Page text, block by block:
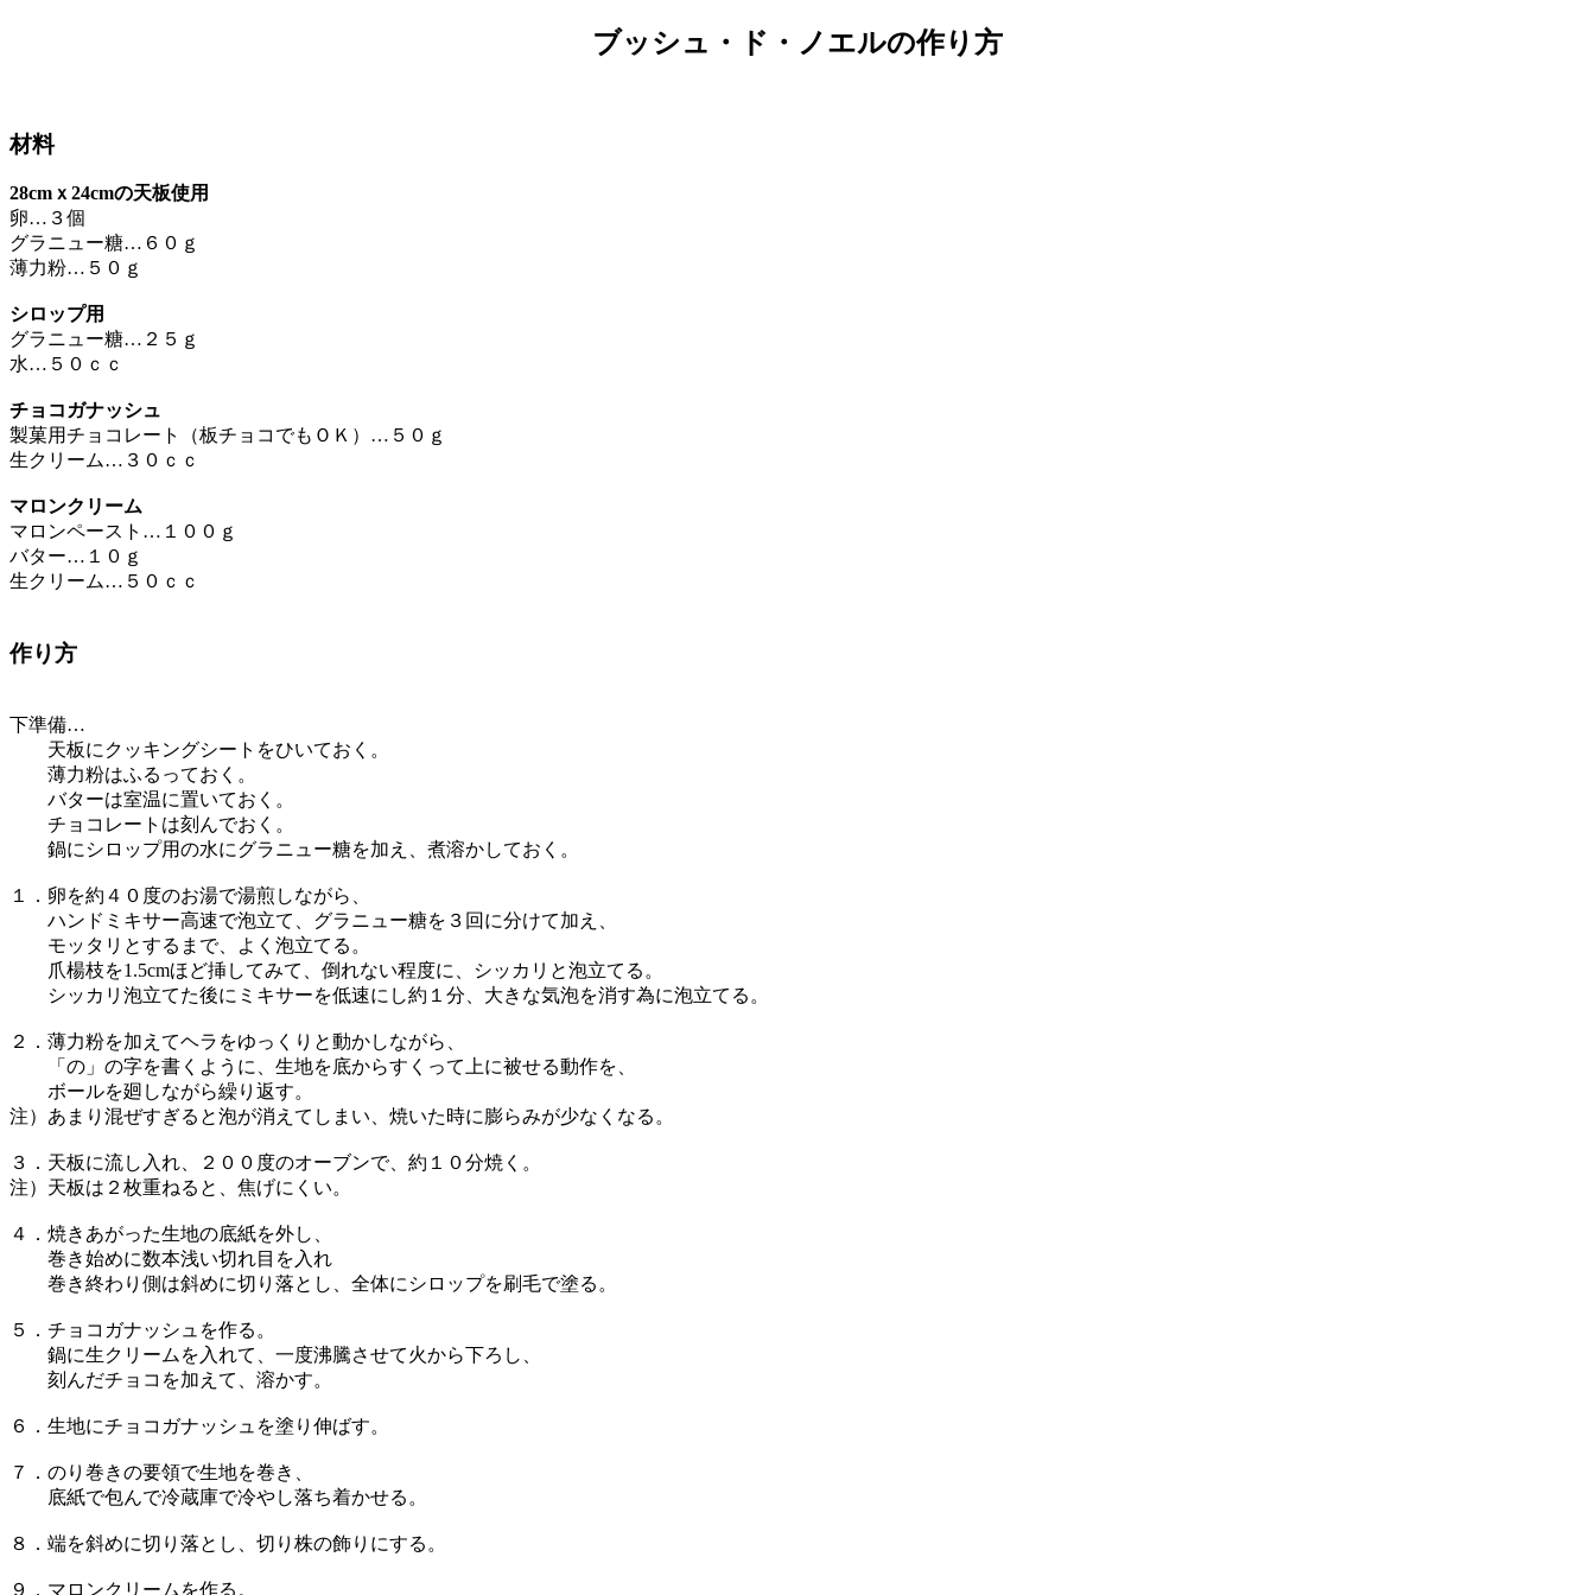
ブッシュ・ド・ノエルの作り方
材料
28cmｘ24cmの天板使用
卵…３個
グラニュー糖…６０ｇ
薄力粉…５０ｇ
シロップ用
グラニュー糖…２５ｇ
水…５０ｃｃ
チョコガナッシュ
製菓用チョコレート（板チョコでもＯＫ）…５０ｇ
生クリーム…３０ｃｃ
マロンクリーム
マロンペースト…１００ｇ
バター…１０ｇ
生クリーム…５０ｃｃ
作り方
下準備…
天板にクッキングシートをひいておく。
薄力粉はふるっておく。
バターは室温に置いておく。
チョコレートは刻んでおく。
鍋にシロップ用の水にグラニュー糖を加え、煮溶かしておく。
１．卵を約４０度のお湯で湯煎しながら、
ハンドミキサー高速で泡立て、グラニュー糖を３回に分けて加え、
モッタリとするまで、よく泡立てる。
爪楊枝を1.5cmほど挿してみて、倒れない程度に、シッカリと泡立てる。
シッカリ泡立てた後にミキサーを低速にし約１分、大きな気泡を消す為に泡立てる。
２．薄力粉を加えてヘラをゆっくりと動かしながら、
「の」の字を書くように、生地を底からすくって上に被せる動作を、
ボールを廻しながら繰り返す。
注）あまり混ぜすぎると泡が消えてしまい、焼いた時に膨らみが少なくなる。
３．天板に流し入れ、２００度のオーブンで、約１０分焼く。
注）天板は２枚重ねると、焦げにくい。
４．焼きあがった生地の底紙を外し、
巻き始めに数本浅い切れ目を入れ
巻き終わり側は斜めに切り落とし、全体にシロップを刷毛で塗る。
５．チョコガナッシュを作る。
鍋に生クリームを入れて、一度沸騰させて火から下ろし、
刻んだチョコを加えて、溶かす。
６．生地にチョコガナッシュを塗り伸ばす。
７．のり巻きの要領で生地を巻き、
底紙で包んで冷蔵庫で冷やし落ち着かせる。
８．端を斜めに切り落とし、切り株の飾りにする。
９．マロンクリームを作る。